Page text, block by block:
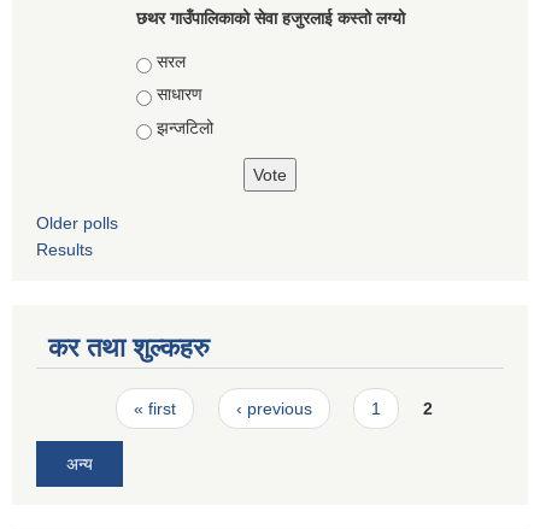
छथर गाउँपालिकाको सेवा हजुरलाई कस्तो लग्यो
Choices
सरल
साधारण
झन्जटिलो
Older polls
Results
कर तथा शुल्कहरु
Pages« first ‹ previous 1 2
अन्य